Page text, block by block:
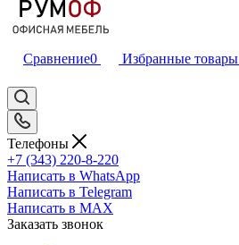
Сравнение0 Избранные товары
Телефоны
+7 (343) 220-8-220
Написать в WhatsApp
Написать в Telegram
Написать в MAX
Заказать звонок